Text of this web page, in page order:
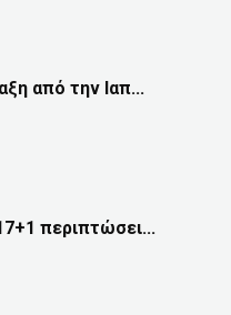
από την Ιαπ...
περιπτώσει...